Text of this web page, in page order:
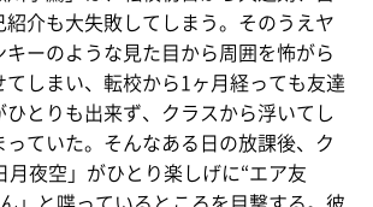
紹介も大失敗してしまう。そのうえヤ
キーのような見た目から周囲を怖がら
てしまい、転校から1ヶ月経っても友達
ひとりも出来ず、クラスから浮いてし
っていた。そんなある日の放課後、ク
月夜空」がひとり楽しげに“エア友